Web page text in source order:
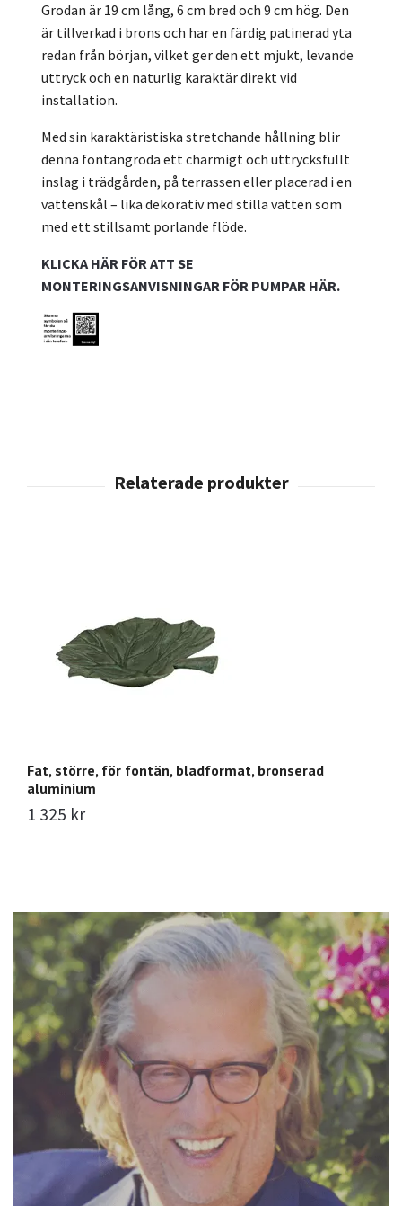
Grodan är 19 cm lång, 6 cm bred och 9 cm hög. Den
är tillverkad i brons och har en färdig patinerad yta
redan från början, vilket ger den ett mjukt, levande
uttryck och en naturlig karaktär direkt vid
installation.
Med sin karaktäristiska stretchande hållning blir
denna fontängroda ett charmigt och uttrycksfullt
inslag i trädgården, på terrassen eller placerad i en
vattenskål – lika dekorativ med stilla vatten som
med ett stillsamt porlande flöde.
KLICKA HÄR FÖR ATT SE
MONTERINGSANVISNINGAR FÖR PUMPAR HÄR.
Fat, större, för fontän, bladformat, bronserad
aluminium
1 325 kr